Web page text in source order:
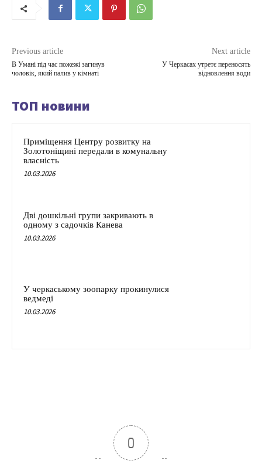
Previous article
В Умані під час пожежі загинув
чоловік, який палив у кімнаті
Next article
У Черкасах утретє переносять
відновлення води
ТОП новини
Приміщення Центру розвитку на
Золотоніщині передали в комунальну
власність
10.03.2026
Дві дошкільні групи закривають в
одному з садочків Канева
10.03.2026
У черкаському зоопарку прокинулися
ведмеді
10.03.2026
0